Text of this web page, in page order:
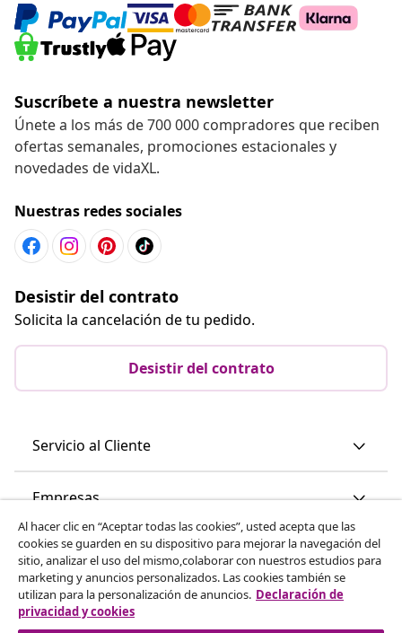
Suscríbete a nuestra newsletter
Únete a los más de 700 000 compradores que reciben
ofertas semanales, promociones estacionales y
novedades de vidaXL.
Nuestras redes sociales
Desistir del contrato
Solicita la cancelación de tu pedido.
Desistir del contrato
Servicio al Cliente
Empresas
vidaXL
Descubre mas
Al hacer clic en “Aceptar todas las cookies”, usted acepta que las
cookies se guarden en su dispositivo para mejorar la navegación del
sitio, analizar el uso del mismo,colaborar con nuestros estudios para
marketing y anuncios personalizados. Las cookies también se
utilizan para la personalización de anuncios. Declaración de
privacidad y cookies